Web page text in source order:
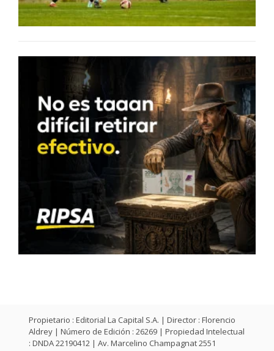
Propietario : Editorial La Capital S.A. | Director : Florencio
Aldrey | Número de Edición : 26269 | Propiedad Intelectual
: DNDA 22190412 | Av. Marcelino Champagnat 2551